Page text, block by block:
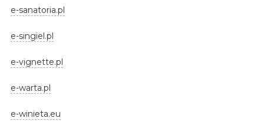
e-sanatoria.pl
e-singiel.pl
e-vignette.pl
e-warta.pl
e-winieta.eu